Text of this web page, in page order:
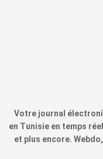
Votre journal
en Tunisie en temps
et plus encore.